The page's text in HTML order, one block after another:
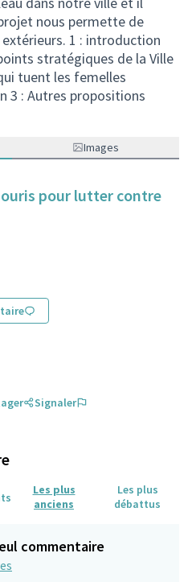
nous permette de
1 : introduction
stratégiques de la Ville
tuent les femelles
3 : Autres propositions
Images
pour lutter contre
Signaler
Les plus
anciens
Les plus
débattus
commentaire